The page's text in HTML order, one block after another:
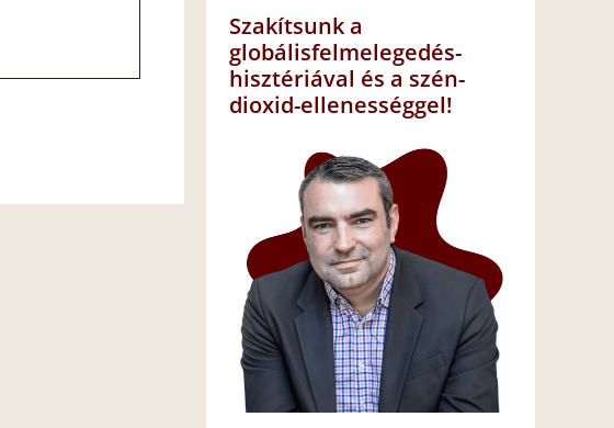
Szakítsunk a
globálisfelmelegedés-
hisztériával és a szén-
dioxid-ellenességgel!